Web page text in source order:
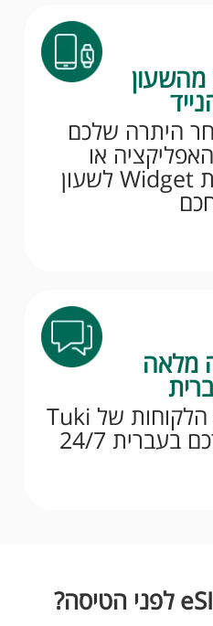
היתרה שלכם
או
באמצעות הורדת Widget לשעון
מלאה
נתקעתם? שירות הלקוחות של Tuki